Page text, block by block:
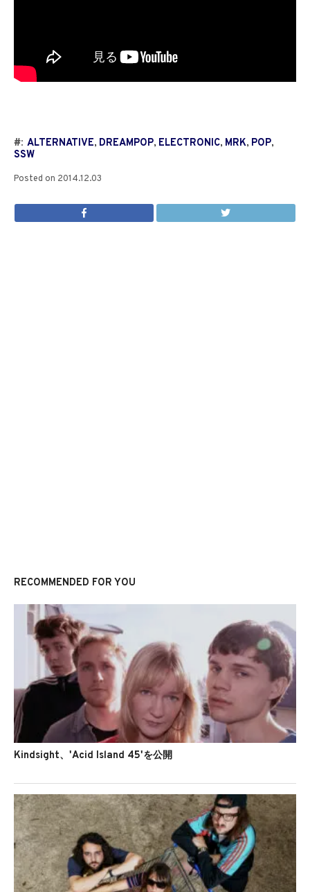
#: ALTERNATIVE, DREAMPOP, ELECTRONIC, MRK, POP,
SSW
Posted on 2014.12.03
RECOMMENDED FOR YOU
Kindsight、'Acid Island 45'を公開